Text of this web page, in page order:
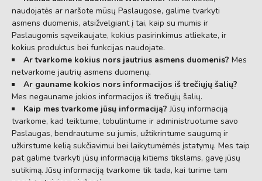
naudojatės ar naršote mūsų Paslaugose, galime tvarkyti
asmens duomenis, atsižvelgiant į tai, kaip su mumis ir
Paslaugomis sąveikaujate, kokius pasirinkimus atliekate, ir
kokius produktus bei funkcijas naudojate.
Ar tvarkome kokius nors jautrius asmens duomenis? Mes
netvarkome jautrių asmens duomenų.
Ar gauname kokios nors informacijos iš trečiųjų šalių?
Mes negauname jokios informacijos iš trečiųjų šalių.
Kaip mes tvarkome jūsų informaciją? Jūsų informaciją
tvarkome, kad teiktume, tobulintume ir administruotume savo
Paslaugas, bendrautume su jumis, užtikrintume saugumą ir
užkirstume kelią sukčiavimui bei laikytumėmės įstatymų. Mes taip
pat galime tvarkyti jūsų informaciją kitiems tikslams, gavę jūsų
sutikimą. Jūsų informaciją tvarkome tik tada, kai turime tam